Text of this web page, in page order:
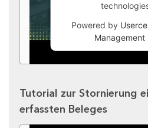
Powered by
Management
Tutorial zur Stornierung
erfassten Beleges